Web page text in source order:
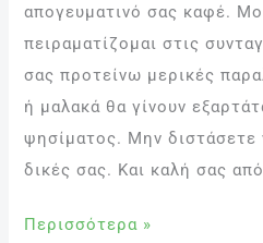
απογευματινό σας καφέ.
πειραματίζομαι στις
σας προτείνω μερικές
ή μαλακά θα γίνουν
ψησίματος. Μην διστάσετε
δικές σας. Και καλή σας
Περισσότερα »